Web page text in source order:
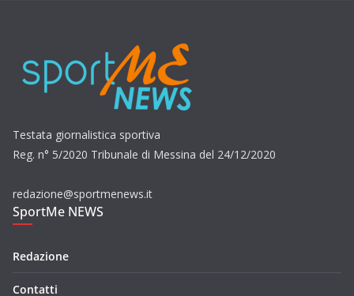
Testata giornalistica sportiva
Reg. n° 5/2020 Tribunale di Messina del 24/12/2020
redazione@sportmenews.it
SportMe NEWS
Redazione
Contatti